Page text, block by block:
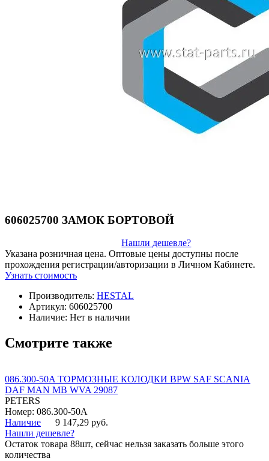
606025700 ЗАМОК БОРТОВОЙ
Нашли дешевле?
Указана розничная цена. Оптовые цены доступны после
прохождения регистрации/авторизации в Личном Кабинете.
Узнать стоимость
Производитель: HESTAL
Артикул: 606025700
Наличие: Нет в наличии
Смотрите также
086.300-50A ТОРМОЗНЫЕ КОЛОДКИ BPW SAF SCANIA
DAF MAN MB WVA 29087
PETERS
Номер: 086.300-50A
Наличие
9 147,29 руб.
Нашли дешевле?
Остаток товара 88шт, сейчас нельзя заказать больше этого
количества